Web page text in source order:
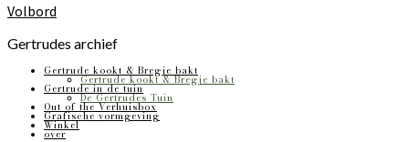
Volbord
Gertrudes archief
Gertrude kookt & Bregje bakt
Gertrude kookt & Bregje bakt
Gertrude in de tuin
De Gertrudes Tuin
Out of the Verhuisbox
Grafische vormgeving
Winkel
over